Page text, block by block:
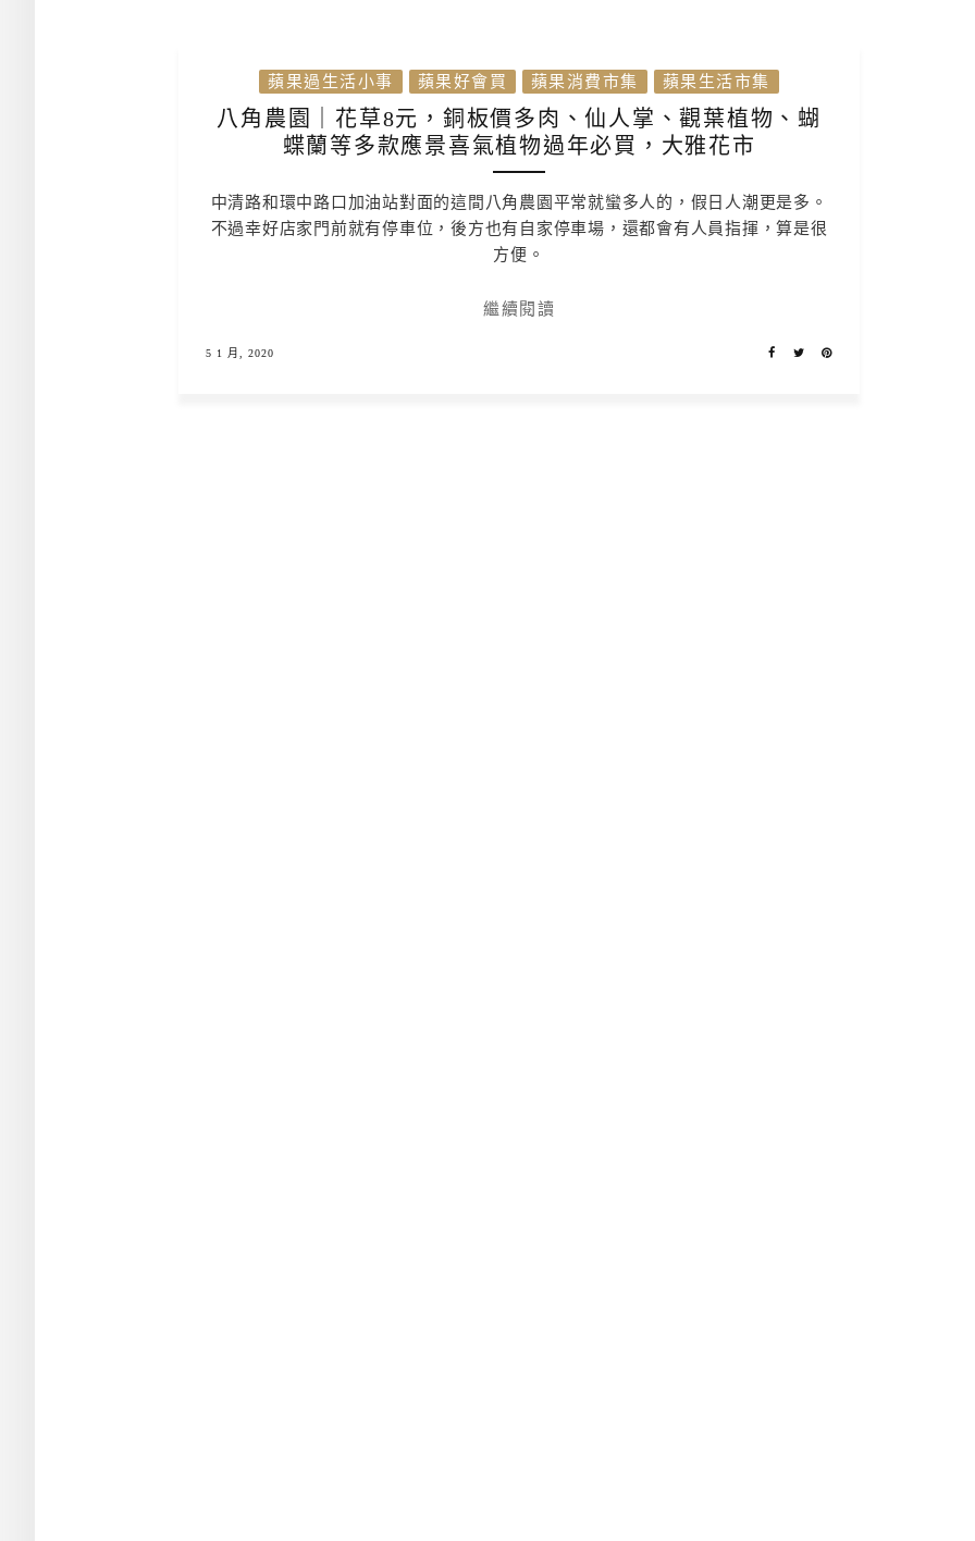
蘋果過生活小事 蘋果好會買 蘋果消費市集 蘋果生活市集
八角農園｜花草8元，銅板價多肉、仙人掌、觀葉植物、蝴
蝶蘭等多款應景喜氣植物過年必買，大雅花市
中清路和環中路口加油站對面的這間八角農園平常就蠻多人的，假日人潮更是多。
不過幸好店家門前就有停車位，後方也有自家停車場，還都會有人員指揮，算是很
方便。
繼續閱讀
5 1 月, 2020